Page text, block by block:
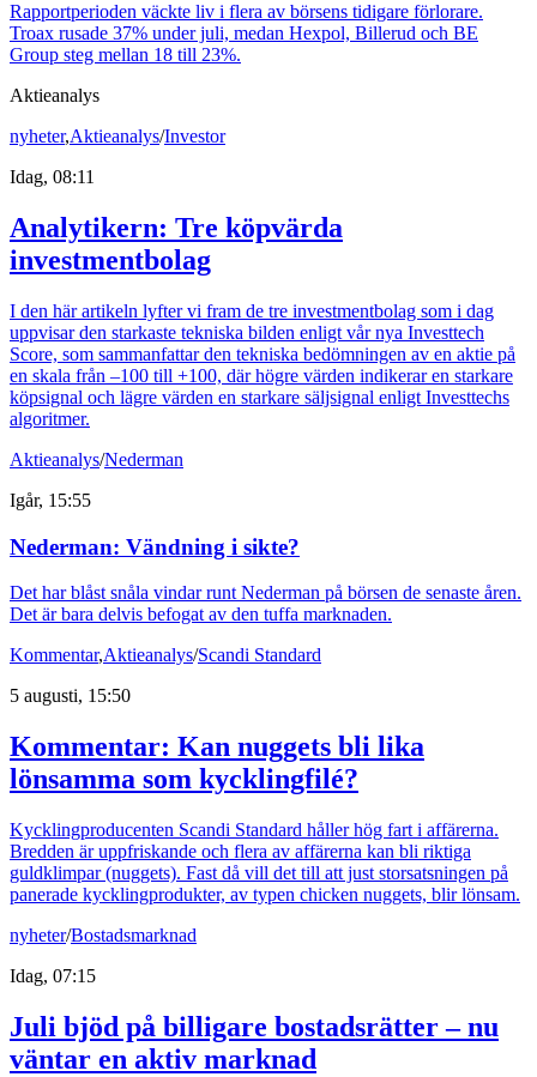
Rapportperioden väckte liv i flera av börsens tidigare förlorare.
Troax rusade 37% under juli, medan Hexpol, Billerud och BE
Group steg mellan 18 till 23%.
Aktieanalys
nyheter,Aktieanalys/Investor
Idag, 08:11
Analytikern: Tre köpvärda
investmentbolag
I den här artikeln lyfter vi fram de tre investmentbolag som i dag
uppvisar den starkaste tekniska bilden enligt vår nya Investtech
Score, som sammanfattar den tekniska bedömningen av en aktie på
en skala från –100 till +100, där högre värden indikerar en starkare
köpsignal och lägre värden en starkare säljsignal enligt Investtechs
algoritmer.
Aktieanalys/Nederman
Igår, 15:55
Nederman: Vändning i sikte?
Det har blåst snåla vindar runt Nederman på börsen de senaste åren.
Det är bara delvis befogat av den tuffa marknaden.
Kommentar,Aktieanalys/Scandi Standard
5 augusti, 15:50
Kommentar: Kan nuggets bli lika
lönsamma som kycklingfilé?
Kycklingproducenten Scandi Standard håller hög fart i affärerna.
Bredden är uppfriskande och flera av affärerna kan bli riktiga
guldklimpar (nuggets). Fast då vill det till att just storsatsningen på
panerade kycklingprodukter, av typen chicken nuggets, blir lönsam.
nyheter/Bostadsmarknad
Idag, 07:15
Juli bjöd på billigare bostadsrätter – nu
väntar en aktiv marknad